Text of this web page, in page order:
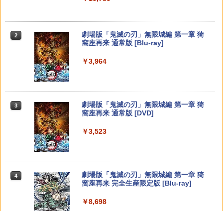
ーチ スタンド/コントローラー/カード/ド
ックなど収納可能 カバー 収納ボックス
￥2,880
o Switch2対応 2025 防水 防塵 耐衝撃
大容量 ストラップ付き 便利 保護 軽量 ス
rrycase【送料無料】【メール便】3層収
tendo Switch 2 Edition
【メール便】 | プレーステーション プレ
イステーション プレステ プレステ5 プレ
3
エイムアップリング FPS EVOgames 日
本製 天然ゴム 6個セット PS5 PS4 Switc
アシスト リング スポンジ リコイル制御
【中古】白雪姫 ダイヤモンド・コレクシ
ロッティブルーレイ／海外アニメ・定番
￥987
【中古】塔の上のラプンツェル 3D スー
パー・セット 【ブルーレイ】／中川翔子
￥1,199
【中古】魔女の宅急便 ブルーレイディス
ク 【レンタル落ち】
ニンテンドープリペイド番号 9000円|オ
￥9,000
ニンテンドープリペイド番号 5000円|オ
ンラインコード版
【純正品】DualSense ワイヤレスコン
【純正品】DualSense ワイヤレスコン
【純正品】Xbox ワイヤレス コントロー
￥7,681
B-C ケーブル
ラー (カーボンブラック)
2
劇場版「鬼滅の刃」無限城編 第一章 猗
窩座再来 通常版 [Blu-ray]
￥3,964
3
劇場版「鬼滅の刃」無限城編 第一章 猗
窩座再来 通常版 [DVD]
￥3,523
4
劇場版「鬼滅の刃」無限城編 第一章 猗
窩座再来 完全生産限定版 [Blu-ray]
￥8,698